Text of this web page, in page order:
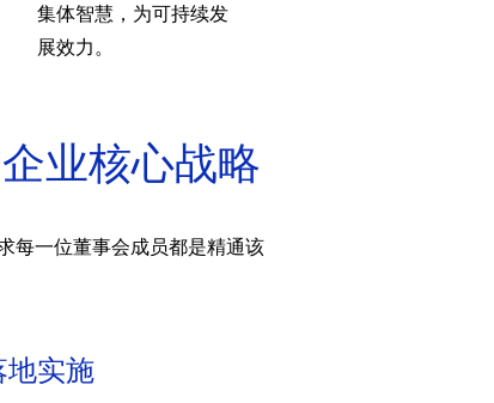
集体智慧，为可持续发
展效力。
业核心战略
每一位董事会成员都是精通该
地实施